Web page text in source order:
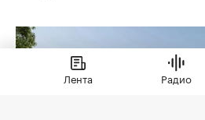
Лента Радио